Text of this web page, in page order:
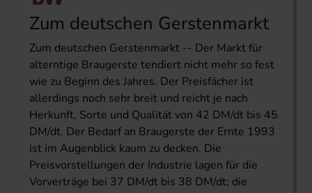
Zum deutschen Gerstenmarkt
Zum deutschen Gerstenmarkt -- Der Markt für
alterntige Braugerste tendiert nicht mehr so fest
wie zu Beginn des Jahres. Der Preisfächer ist
allerdings noch sehr breit und reicht je nach
Herkunft, Sorte und Qualität von 42 DM/dt bis 45
DM/dt. Der Bedarf an Braugerste der Ernte 1993
ist im Augenblick kaum zu decken. Die
Preisvorstellungen der Industrie lagen für die
Vorverträge bei 37 DM/dt bis 38 DM/dt; die